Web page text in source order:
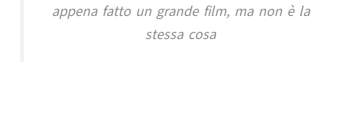
appena fatto un grande film, ma non è la
stessa cosa